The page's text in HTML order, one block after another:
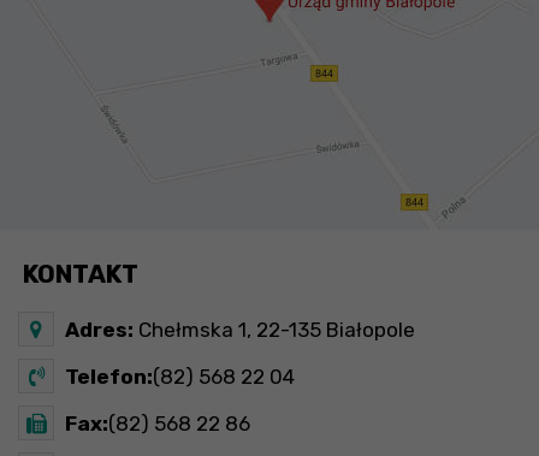
KONTAKT
Adres: Chełmska 1, 22-135 Białopole
Telefon:(82) 568 22 04
Fax:(82) 568 22 86